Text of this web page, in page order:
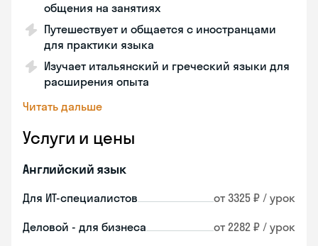
общения на занятиях
Путешествует и общается с иностранцами
для практики языка
Изучает итальянский и греческий языки для
расширения опыта
Читать дальше
Услуги и цены
Английский язык
Для ИТ-специалистов от 3325 ₽ / урок
Деловой - для бизнеса от 2282 ₽ / урок